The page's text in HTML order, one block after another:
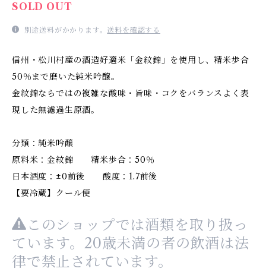
SOLD OUT
別途送料がかかります。送料を確認する
信州・松川村産の酒造好適米「金紋錦」を使用し、精米歩合
50％まで磨いた純米吟醸。
金紋錦ならではの複雑な酸味・旨味・コクをバランスよく表
現した無濾過生原酒。
分類：純米吟醸
原料米：金紋錦 精米歩合：50％
日本酒度：±0前後 酸度：1.7前後
【要冷蔵】クール便
このショップでは酒類を取り扱っ
ています。20歳未満の者の飲酒は法
律で禁止されています。